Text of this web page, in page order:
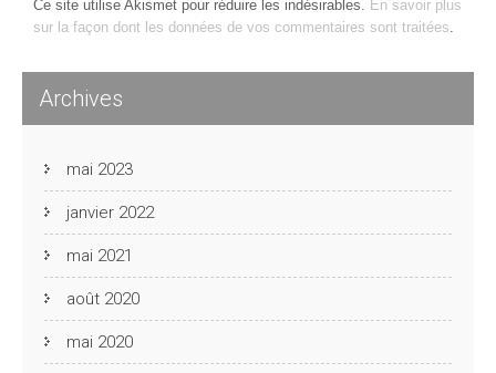
Ce site utilise Akismet pour réduire les indésirables.
En savoir plus
sur la façon dont les données de vos commentaires sont traitées
Archives
mai 2023
janvier 2022
mai 2021
août 2020
mai 2020